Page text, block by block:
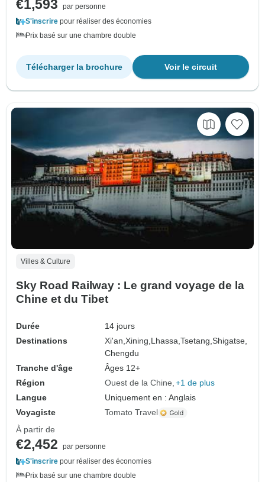
€1,593
par personne
S'inscrire pour réaliser des économies
Prix basé sur une chambre double
Voir le circuit
Télécharger la brochure
Villes & Culture
Sky Road Railway : Le grand voyage de la
Chine et du Tibet
Durée
14 jours
Destinations
Xi'an,Xining, Lhassa,Tsetang,Shigatse,
Chengdu
Tranche d'âge
Âges 12+
Région
Ouest de la Chine +1 de plus
Langue
Uniquement en : Anglais
Voyagiste
Tomato Travel
À partir de
€2,452
par personne
S'inscrire pour réaliser des économies
Prix basé sur une chambre double